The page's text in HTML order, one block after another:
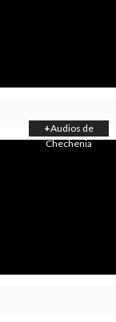
+Audios de
Chechenia